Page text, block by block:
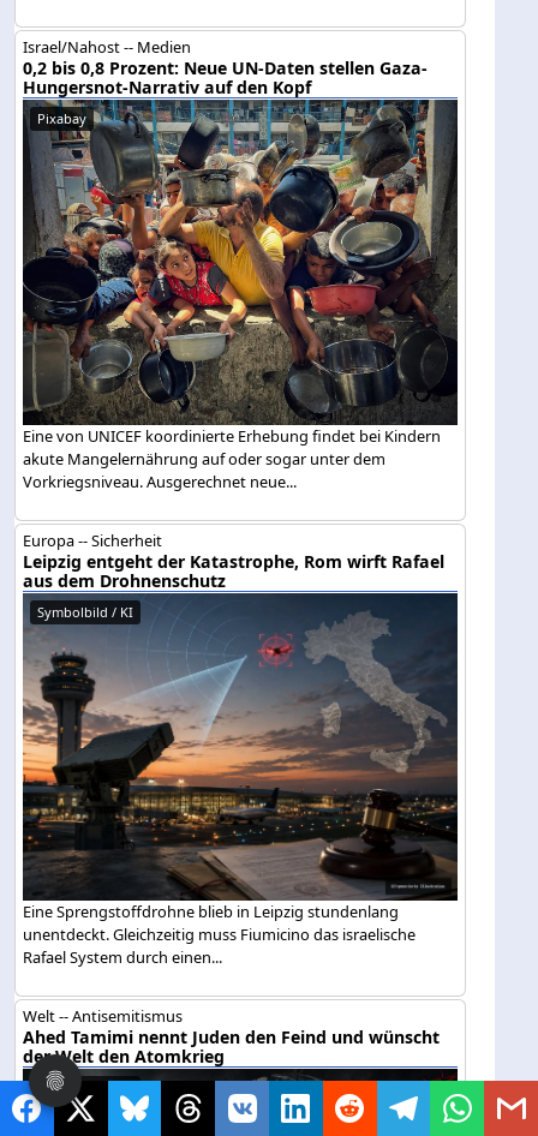
Israel/Nahost -- Medien
0,2 bis 0,8 Prozent: Neue UN-Daten stellen Gaza-
Hungersnot-Narrativ auf den Kopf
Pixabay
Eine von UNICEF koordinierte Erhebung findet bei Kindern
akute Mangelernährung auf oder sogar unter dem
Vorkriegsniveau. Ausgerechnet neue...
Europa -- Sicherheit
Leipzig entgeht der Katastrophe, Rom wirft Rafael
aus dem Drohnenschutz
Symbolbild / KI
Eine Sprengstoffdrohne blieb in Leipzig stundenlang
unentdeckt. Gleichzeitig muss Fiumicino das israelische
Rafael System durch einen...
Welt -- Antisemitismus
Ahed Tamimi nennt Juden den Feind und wünscht
der Welt den Atomkrieg
Symbolbild / KI